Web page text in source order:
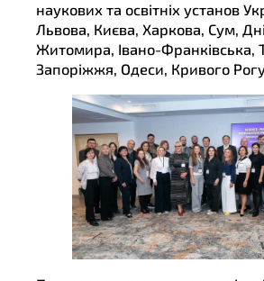
наукових та освітніх установ
Львова, Києва, Харкова, Сум,
Житомира, Івано-Франківська,
Запоріжжя, Одеси, Кривого